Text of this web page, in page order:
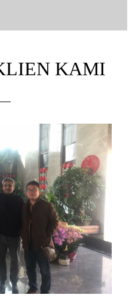
KAMI